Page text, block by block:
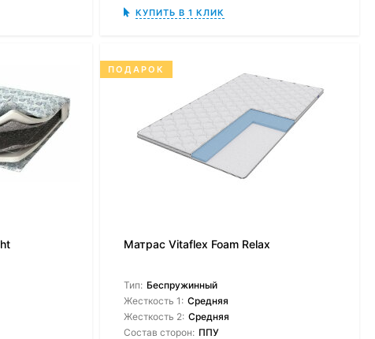
КУПИТЬ В 1 КЛИК
ПОДАРОК
Матрас Vitaflex Foam Relax
Тип: Беспружинный
Жесткость 1: Средняя
Жесткость 2: Средняя
Состав сторон: ППУ